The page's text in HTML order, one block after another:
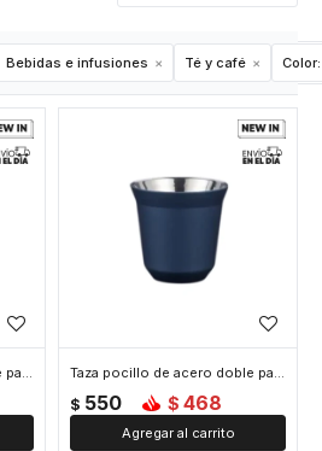
Bebidas e infusiones Té y café Color:
Taza pocillo de acero doble pared - 80ml - Azul Taza pocillo de acero doble pared - 160ml - Azul
$ 550 $ 468